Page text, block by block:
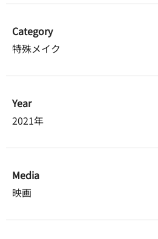
Category
特殊メイク
Year
2021年
Media
映画